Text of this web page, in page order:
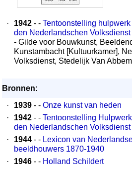
· 1942 - - Tentoonstelling
den Nederlandschen Volksdienst
- Gilde voor Bouwkunst,
Kunstambacht [Kultuurkamer],
Volksdienst, Stedelijk Van
Bronnen:
·
1939 - - Onze kunst van heden
·
1942 - - Tentoonstelling
den Nederlandschen Volksdienst
·
1944 - - Lexicon van
beeldhouwers 1870-1940
·
1946 - - Holland Schildert